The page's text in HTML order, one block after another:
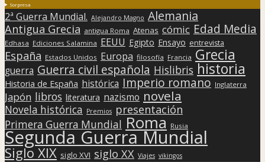
Sorpresa
2ª Guerra Mundial. Alejandro Magno Alemania
Antigua Grecia antigua Roma Atenas cómic Edad Media
Edhasa Ediciones Salamina EEUU Egipto Ensayo entrevista
España Estados Unidos Europa filosofía Francia Grecia
guerra Guerra civil española Hislibris historia
Historia de España histórica Imperio romano Inglaterra
Japón libros literatura nazismo novela
Novela histórica Premios presentación
Primera Guerra Mundial Roma Rusia
Segunda Guerra Mundial
Siglo XIX siglo XVI siglo XX Viajes vikingos